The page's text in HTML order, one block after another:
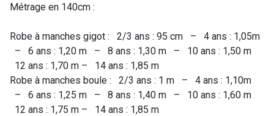
Métrage en 140cm :
Robe à manches gigot : 2/3 ans : 95 cm – 4 ans : 1,05m
– 6 ans : 1,20 m – 8 ans : 1,30 m – 10 ans : 1,50 m
12 ans : 1,70 m – 14 ans : 1,85 m
Robe à manches boule : 2/3 ans : 1 m – 4 ans : 1,10m
– 6 ans : 1,25 m – 8 ans : 1,40 m – 10 ans : 1,60 m
12 ans : 1,75 m – 14 ans : 1,85 m